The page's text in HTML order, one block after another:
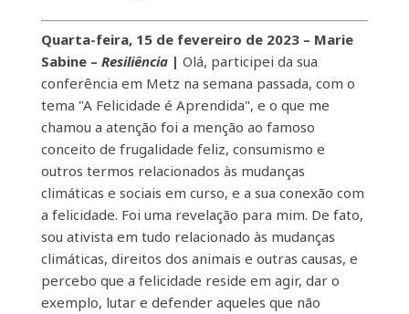
Quarta-feira, 15 de fevereiro de 2023 – Marie
Sabine – Resiliência| Olá, participei da sua
conferência em Metz na semana passada, com o
tema "A Felicidade é Aprendida", e o que me
chamou a atenção foi a menção ao famoso
conceito de frugalidade feliz, consumismo e
outros termos relacionados às mudanças
climáticas e sociais em curso, e a sua conexão com
a felicidade. Foi uma revelação para mim. De fato,
sou ativista em tudo relacionado às mudanças
climáticas, direitos dos animais e outras causas, e
percebo que a felicidade reside em agir, dar o
exemplo, lutar e defender aqueles que não